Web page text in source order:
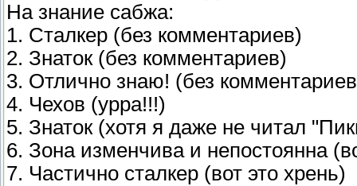
На знание сабжа:
1. Сталкер (без комментариев)
2. Знаток (без комментариев)
3. Отлично знаю! (без
4. Чехов (урра!!!)
5. Знаток (хотя я даже не читал
6. Зона изменчива и непостоянна
7. Частично сталкер (вот это хрень)